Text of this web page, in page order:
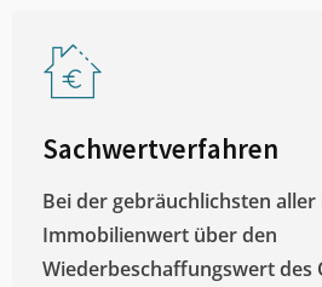
Sachwertverfahren
Bei der gebräuchlichsten
Immobilienwert über den
Wiederbeschaffungswert des